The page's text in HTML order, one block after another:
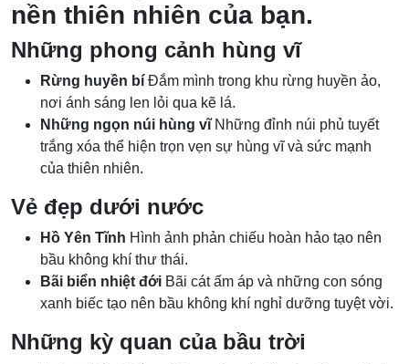
nền thiên nhiên của bạn.
Những phong cảnh hùng vĩ
Rừng huyền bí Đắm mình trong khu rừng huyền ảo,
nơi ánh sáng len lỏi qua kẽ lá.
Những ngọn núi hùng vĩNhững đỉnh núi phủ tuyết
trắng xóa thể hiện trọn vẹn sự hùng vĩ và sức mạnh
của thiên nhiên.
Vẻ đẹp dưới nước
Hồ Yên Tĩnh Hình ảnh phản chiếu hoàn hảo tạo nên
bầu không khí thư thái.
Bãi biển nhiệt đới Bãi cát ấm áp và những con sóng
xanh biếc tạo nên bầu không khí nghỉ dưỡng tuyệt vời.
Những kỳ quan của bầu trời